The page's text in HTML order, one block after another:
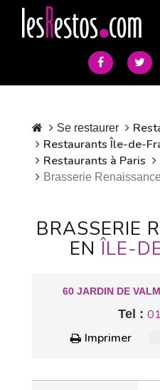
Se restaurer
Restaurants Île-de-
Restaurants à Paris
Brasserie Renaissance
BRASSERIE
ENÎLE-
60 JARDIN DE
Tel :
Imprimer